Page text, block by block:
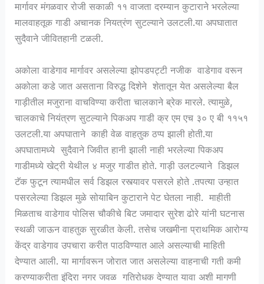
मार्गावर मंगळवार रोजी सकाळी ११ वाजता दरम्यान कुटाराने भरलेल्या
मालवाहतूक गाडी अचानक नियत्रंण सुटल्याने उलटली.या अपघातात
सुदैवाने जीवितहानी टळली.
अकोला वाडेगाव मार्गावर असलेल्या झोपडपट्टी नजीक वाडेगाव वरून
अकोला कडे जात असताना विरुद्ध दिशेने शेतातून येत असलेल्या बैल
गाड़ीतील मजुराना वाचविण्या करीता चालकाने ब्रेक मारले. त्यामुळे,
चालकाचे नियंत्रण सुटल्याने पिकअप गाडी क्र एम एच ३० ए बी ११५१
उलटली.या अपघाताने काही वेळ वाहतुक ठप्प झाली होती.या
अपघातामध्ये सुदैवाने जिवीत हानी झाली नाही भरलेल्या पिकअप
गाडीमध्ये खेट्री येथील ४ मजुर गाडीत होते. गाड़ी उलटल्याने डिझल
टॅक फुटून त्यामधील सर्व डिझल रस्त्यावर पसरले होते .तपत्या उन्हात
पसरलेल्या डिझल मुळे सोयाबिन कुटाराने पेट घेतला नाही. माहीती
मिळताच वाडेगाव पोलिस चौकीचे बिट जमादार सुरेश ढोरे यांनी घटनास
स्थळी जाऊन वाहतुक सुरळीत केली. तसेच जखमीना प्राथमिक आरोग्य
केंद्र वाडेगाव उपचारा करीत पाठविण्यात आले असल्याची माहिती
देण्यात आली. या मार्गावरून जोरात जात असलेल्या वाहनाची गती कमी
करण्याकरीता इंदिरा नगर जवळ गतिरोधक देण्यात यावा अशी मागणी